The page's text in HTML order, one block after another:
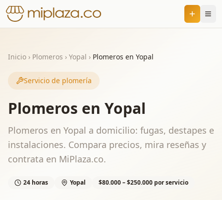
Inicio › Plomeros › Yopal › Plomeros en Yopal
Servicio de plomería
Plomeros en Yopal
Plomeros en Yopal a domicilio: fugas, destapes e
instalaciones. Compara precios, mira reseñas y
contrata en MiPlaza.co.
24 horas Yopal $80.000 – $250.000 por servicio